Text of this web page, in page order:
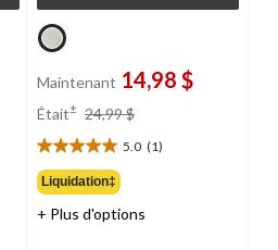
Maintenant 14,98 $
Était± 24,99 $
24,99 $
5.0 (1)
5.0
étoile(s)
sur
5.
Liquidation‡
+ Plus d'options